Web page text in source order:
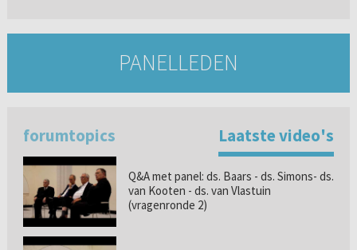
PANELLEDEN
forumtopics Laatste video's
Q&A met panel: ds. Baars - ds. Simons- ds.
van Kooten - ds. van Vlastuin
(vragenronde 2)